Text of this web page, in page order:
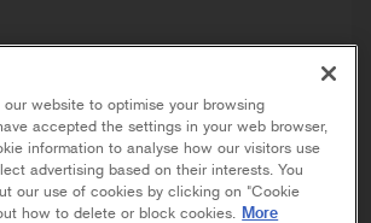
website to optimise your browsing
accepted the settings in your web browser,
information to analyse how our visitors use
advertising based on their interests. You
our use of cookies by clicking on "Cookie
how to delete or block cookies. More